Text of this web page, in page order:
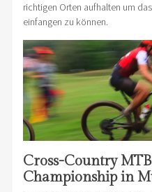
richtigen Orten aufhalten um
einfangen zu können.
Cross-Country
Championship in